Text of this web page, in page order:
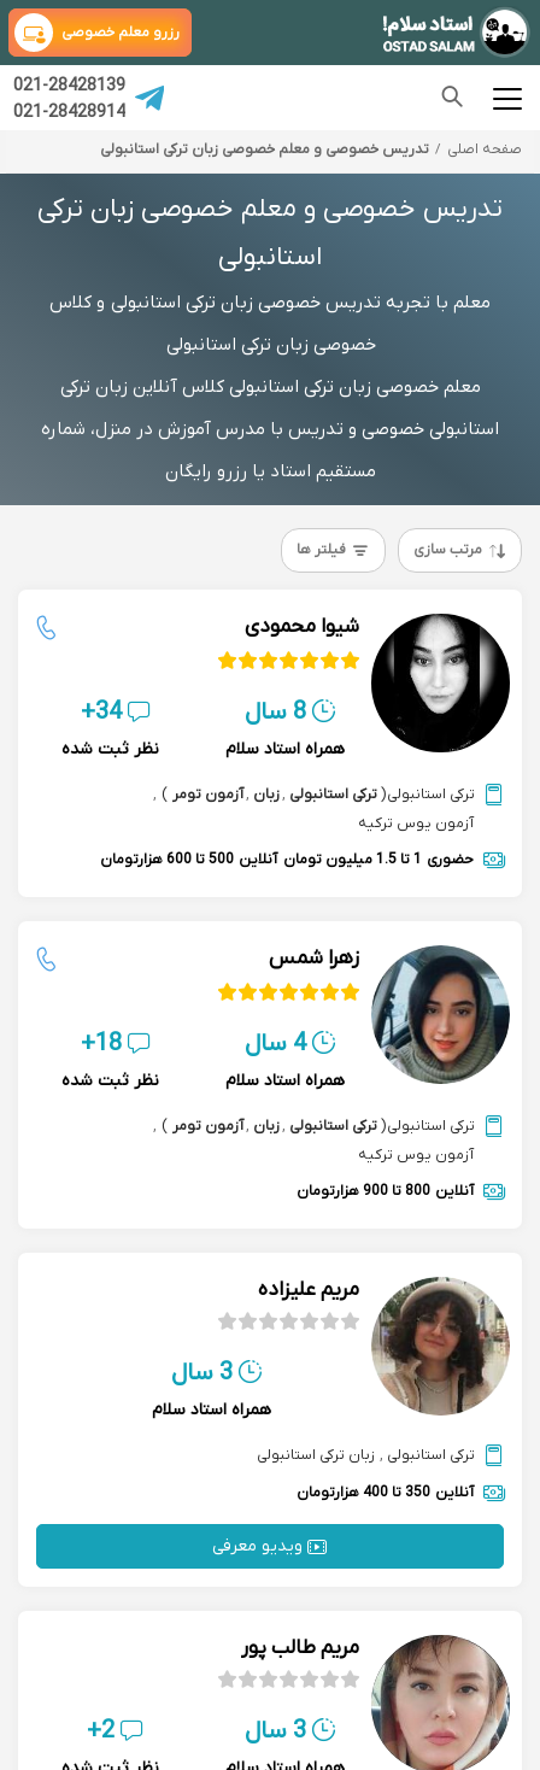
رزرو معلم خصوصی
021-28428139
021-28428914
صفحه اصلی تدریس خصوصی و معلم خصوصی زبان ترکی استانبولی
تدریس خصوصی و معلم خصوصی زبان ترکی
استانبولی
معلم با تجربه تدریس خصوصی زبان ترکی استانبولی و کلاس
خصوصی زبان ترکی استانبولی
معلم خصوصی زبان ترکی استانبولی کلاس آنلاین زبان ترکی
استانبولی خصوصی و تدریس با مدرس آموزش در منزل، شماره
مستقیم استاد یا رزرو رایگان
مرتب سازی فیلتر ها
شیوا محمودی
8 سال
همراه استاد سلام
34+
نظر ثبت شده
ترکی استانبولی(ترکی استانبولی ,زبان ,آزمون تومر )
,
آزمون یوس ترکیه
حضوری 1 تا 1.5 میلیون تومان آنلاین 500 تا 600 هزارتومان
زهرا شمس
4 سال
همراه استاد سلام
18+
نظر ثبت شده
ترکی استانبولی(ترکی استانبولی ,زبان ,آزمون تومر )
,
آزمون یوس ترکیه
آنلاین 800 تا 900 هزارتومان
مریم علیزاده
3 سال
همراه استاد سلام
ترکی استانبولی , زبان ترکی استانبولی
آنلاین 350 تا 400 هزارتومان
ویدیو معرفی
مریم طالب پور
3 سال 2+